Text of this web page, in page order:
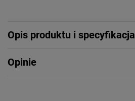
Opis produktu i specyfikacja
Opinie